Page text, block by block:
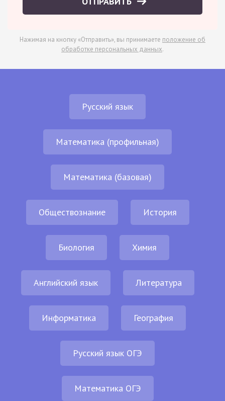
Нажимая на кнопку «Отправить», вы принимаете положение об
обработке персональных данных.
Русский язык
Математика (профильная)
Математика (базовая)
Обществознание История
Биология Химия
Английский язык Литература
Информатика География
Русский язык ОГЭ
Математика ОГЭ